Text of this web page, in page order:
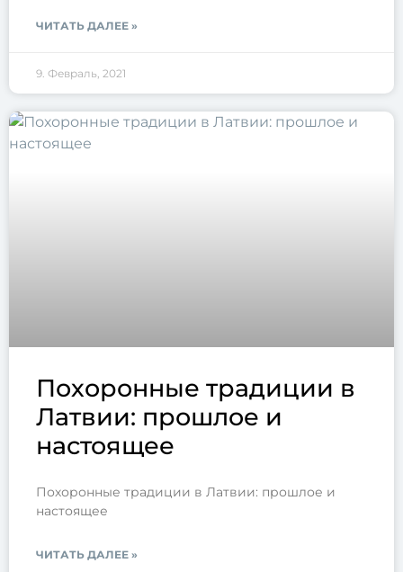
ЧИТАТЬ ДАЛЕЕ »
9. Февраль, 2021
Похоронные традиции в
Латвии: прошлое и
настоящее
Похоронные традиции в Латвии: прошлое и
настоящее
ЧИТАТЬ ДАЛЕЕ »